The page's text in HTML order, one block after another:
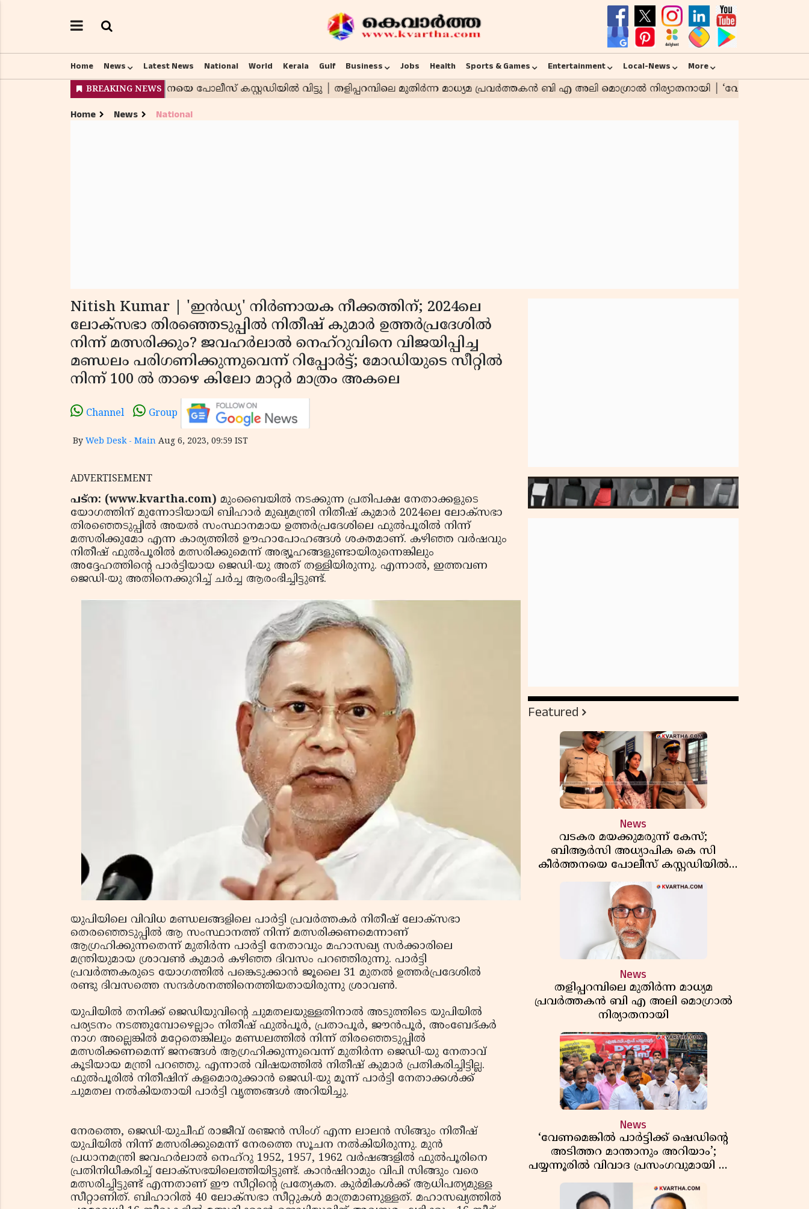
Home News Latest News National World Kerala Gulf Business Jobs Health Sports & Games Entertainment Local-News More
Home News National
Nitish Kumar | 'ഇൻഡ്യ' നിർണായക നീക്കത്തിന്; 2024ലെ
ലോക്‌സഭാ തിരഞ്ഞെടുപ്പിൽ നിതീഷ് കുമാർ ഉത്തർപ്രദേശിൽ
നിന്ന് മത്സരിക്കും? ജവഹർലാൽ നെഹ്‌റുവിനെ വിജയിപ്പിച്ച
മണ്ഡലം പരിഗണിക്കുന്നുവെന്ന് റിപ്പോർട്ട്; മോഡിയുടെ സീറ്റിൽ
നിന്ന് 100 ൽ താഴെ കിലോ മാറ്റർ മാത്രം അകലെ
Channel Group
By Web Desk - Main Aug 6, 2023, 09:59 IST
ADVERTISEMENT
പട്‌ന: (www.kvartha.com) മുംബൈയിൽ നടക്കുന്ന പ്രതിപക്ഷ നേതാക്കളുടെ
യോഗത്തിന് മുന്നോടിയായി ബിഹാർ മുഖ്യമന്ത്രി നിതീഷ് കുമാർ 2024ലെ ലോക്‌സഭാ
തിരഞ്ഞെടുപ്പിൽ അയൽ സംസ്ഥാനമായ ഉത്തർപ്രദേശിലെ ഫുൽപൂരിൽ നിന്ന്
മത്സരിക്കുമോ എന്ന കാര്യത്തിൽ ഊഹാപോഹങ്ങൾ ശക്തമാണ്. കഴിഞ്ഞ വർഷവും
നിതീഷ് ഫുൽപൂരിൽ മത്സരിക്കുമെന്ന് അഭ്യൂഹങ്ങളുണ്ടായിരുന്നെങ്കിലും
അദ്ദേഹത്തിന്റെ പാർട്ടിയായ ജെഡി-യു അത് തള്ളിയിരുന്നു. എന്നാൽ, ഇത്തവണ
ജെഡി-യു അതിനെക്കുറിച്ച് ചർച്ച ആരംഭിച്ചിട്ടുണ്ട്.
യുപിയിലെ വിവിധ മണ്ഡലങ്ങളിലെ പാർട്ടി പ്രവർത്തകർ നിതീഷ് ലോക്‌സഭാ
തെരഞ്ഞെടുപ്പിൽ ആ സംസ്ഥാനത്ത് നിന്ന് മത്സരിക്കണമെന്നാണ്
ആഗ്രഹിക്കുന്നതെന്ന് മുതിർന്ന പാർട്ടി നേതാവും മഹാസഖ്യ സർക്കാരിലെ
മന്ത്രിയുമായ ശ്രാവൺ കുമാർ കഴിഞ്ഞ ദിവസം പറഞ്ഞിരുന്നു. പാർട്ടി
പ്രവർത്തകരുടെ യോഗത്തിൽ പങ്കെടുക്കാൻ ജൂലൈ 31 മുതൽ ഉത്തർപ്രദേശിൽ
രണ്ടു ദിവസത്തെ സന്ദർശനത്തിനെത്തിയതായിരുന്നു ശ്രാവൺ.
യുപിയിൽ തനിക്ക് ജെഡിയുവിന്റെ ചുമതലയുള്ളതിനാൽ അടുത്തിടെ യുപിയിൽ
പര്യടനം നടത്തുമ്പോഴെല്ലാം നിതീഷ് ഫുൽപൂർ, പ്രതാപൂർ, ജൗൻപൂർ, അംബേദ്കർ
നാഗ അല്ലെങ്കിൽ മറ്റേതെങ്കിലും മണ്ഡലത്തിൽ നിന്ന് തിരഞ്ഞെടുപ്പിൽ
മത്സരിക്കണമെന്ന് ജനങ്ങൾ ആഗ്രഹിക്കുന്നുവെന്ന് മുതിർന്ന ജെഡി-യു നേതാവ്
കൂടിയായ മന്ത്രി പറഞ്ഞു. എന്നാൽ വിഷയത്തിൽ നിതീഷ് കുമാർ പ്രതികരിച്ചിട്ടില്ല.
ഫുൽപൂരിൽ നിതീഷിന് കളമൊരുക്കാൻ ജെഡി-യു മൂന്ന് പാർട്ടി നേതാക്കൾക്ക്
ചുമതല നൽകിയതായി പാർട്ടി വൃത്തങ്ങൾ അറിയിച്ചു.
നേരത്തെ, ജെഡി-യുചീഫ് രാജീവ് രഞ്ജൻ സിംഗ് എന്ന ലാലൻ സിങ്ങും നിതീഷ്
യുപിയിൽ നിന്ന് മത്സരിക്കുമെന്ന് നേരത്തെ സൂചന നൽകിയിരുന്നു. മുൻ
പ്രധാനമന്ത്രി ജവഹർലാൽ നെഹ്‌റു 1952, 1957, 1962 വർഷങ്ങളിൽ ഫുൽപൂരിനെ
പ്രതിനിധീകരിച്ച് ലോക്‌സഭയിലെത്തിയിട്ടുണ്ട്. കാൻഷിറാമും വിപി സിങ്ങും വരെ
മത്സരിച്ചിട്ടുണ്ട് എന്നതാണ് ഈ സീറ്റിന്റെ പ്രത്യേകത. കുർമികൾക്ക് ആധിപത്യമുള്ള
സീറ്റാണിത്. ബിഹാറിൽ 40 ലോക്‌സഭാ സീറ്റുകൾ മാത്രമാണുള്ളത്. മഹാസഖ്യത്തിൽ
Featured
News
വടകര മയക്കുമരുന്ന് കേസ്;
ബിആർസി അധ്യാപിക കെ സി
കീർത്തനയെ പോലീസ് കസ്റ്റഡിയിൽ
News
തളിപ്പറമ്പിലെ മുതിർന്ന മാധ്യമ
പ്രവർത്തകൻ ബി എ അലി മൊഗ്രാൽ
നിര്യാതനായി
News
‘വേണമെങ്കിൽ പാർട്ടിക്ക് ഷെഡിൻ്റെ
അടിത്തറ മാന്താനും അറിയാം’;
പയ്യന്നൂരിൽ വിവാദ പ്രസംഗവുമായി കെ
കെ രാഗേഷ്